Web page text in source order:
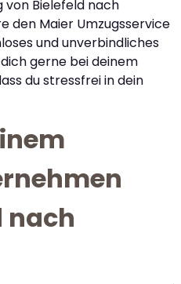
von Bielefeld nach
den Maier Umzugsservice
und unverbindliches
gerne bei deinem
du stressfrei in dein
nach